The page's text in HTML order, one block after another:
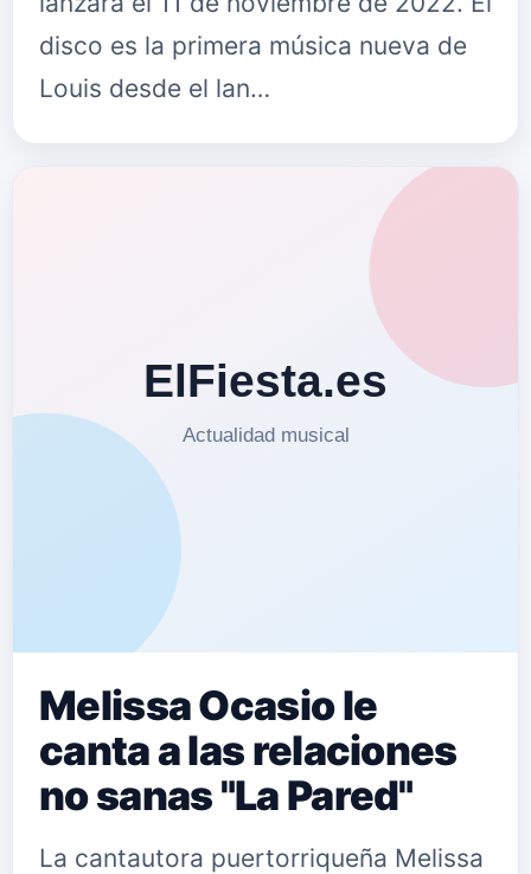
disco es la primera música nueva de
Louis desde el lan…
Melissa Ocasio le
canta a las relaciones
no sanas "La Pared"
La cantautora puertorriqueña Melissa